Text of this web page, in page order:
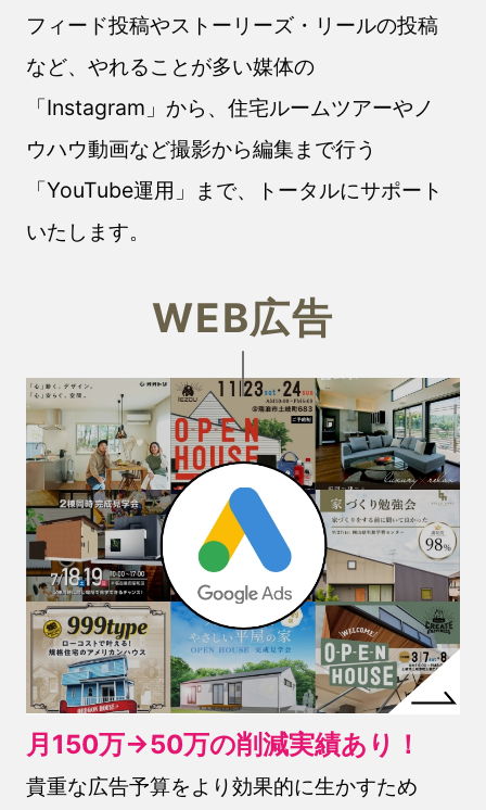
フィード投稿やストーリーズ・リールの投稿
など、やれることが多い媒体の
「Instagram」から、住宅ルームツアーやノ
ウハウ動画など撮影から編集まで行う
「YouTube運用」まで、トータルにサポート
いたします。
WEB広告
月150万→50万の削減実績あり！
貴重な広告予算をより効果的に生かすため